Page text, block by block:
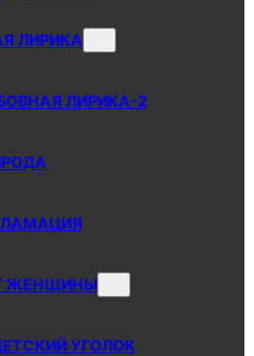
ЛИРИКА
ЛИРИКА-2
ЖЕНЩИНЫ
УГОЛОК